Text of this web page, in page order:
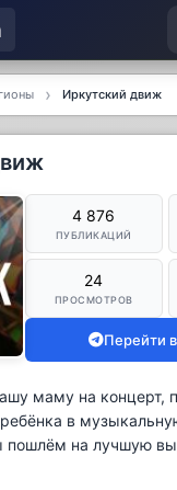
Иркутский движ
4 876
ПУБЛИКАЦИЙ
24
ПРОСМОТРОВ
Перейти
маму на концерт,
в
на лучшую